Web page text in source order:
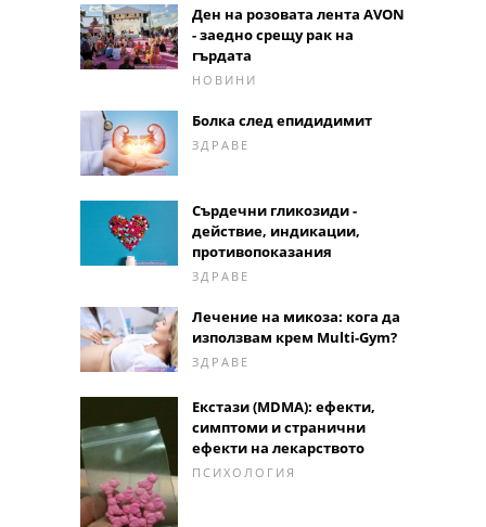
Ден на розовата лента AVON
- заедно срещу рак на
гърдата
НОВИНИ
Болка след епидидимит
ЗДРАВЕ
Сърдечни гликозиди -
действие, индикации,
противопоказания
ЗДРАВЕ
Лечение на микоза: кога да
използвам крем Multi-Gym?
ЗДРАВЕ
Екстази (MDMA): ефекти,
симптоми и странични
ефекти на лекарството
ПСИХОЛОГИЯ